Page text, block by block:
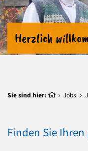
Herzlich
Sie sind hier: Jobs
Finden Sie